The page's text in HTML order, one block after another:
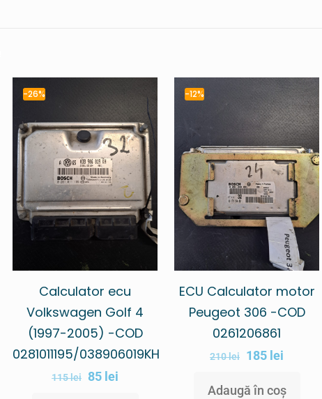
-26%
Calculator ecu
Volkswagen Golf 4
(1997-2005) -COD
0281011195/038906019KH
115lei 85 lei
-12%
ECU Calculator motor
Peugeot 306 -COD
0261206861
210lei 185 lei
Adaugă în coș